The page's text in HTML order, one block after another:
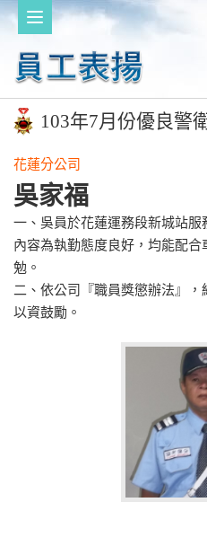
103年7月份優良警
花蓮分公司
吳家福
一、吳員於花蓮運務段新城站
內容為執勤態度良好，均能配
勉。
二、依公司『職員獎懲辦法』，
以資鼓勵。